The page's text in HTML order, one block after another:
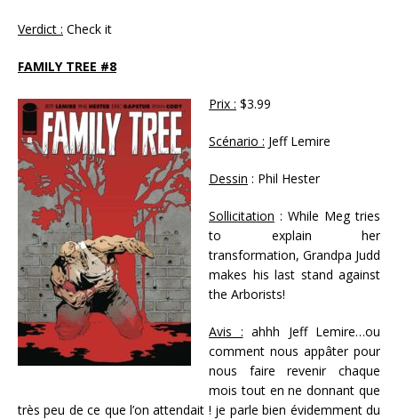
Verdict : Check it
FAMILY TREE #8
Prix : $3.99
Scénario : Jeff Lemire
Dessin : Phil Hester
Sollicitation : While Meg tries
to explain her
transformation, Grandpa Judd
makes his last stand against
the Arborists!
Avis : ahhh Jeff Lemire…ou
comment nous appâter pour
nous faire revenir chaque
mois tout en ne donnant que
très peu de ce que l’on attendait ! je parle bien évidemment du